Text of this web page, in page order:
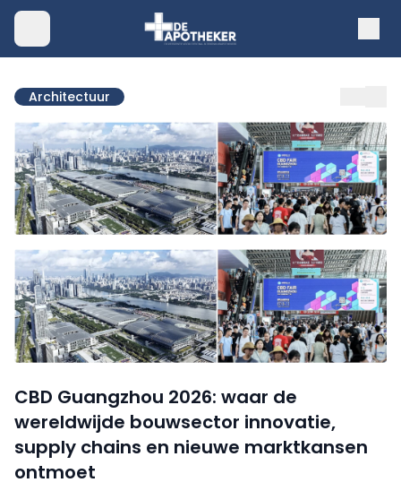
Architectuur
CBD Guangzhou 2026: waar de
wereldwijde bouwsector innovatie,
supply chains en nieuwe marktkansen
ontmoet